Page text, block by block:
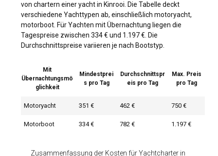
von chartern einer yacht in Kinrooi. Die Tabelle deckt
verschiedene Yachttypen ab, einschließlich motoryacht,
motorboot. Für Yachten mit Übernachtung liegen die
Tagespreise zwischen 334 € und 1.197 €. Die
Durchschnittspreise variieren je nach Bootstyp.
Zusammenfassung der Kosten für Yachtcharter in
Mit
Übernachtungsmö
glichkeit
Mindestprei
s pro Tag
Durchschnittspr
eis pro Tag
Max. Preis
pro Tag
Motoryacht 351 € 462 € 750 €
Motorboot 334 € 782 € 1.197 €